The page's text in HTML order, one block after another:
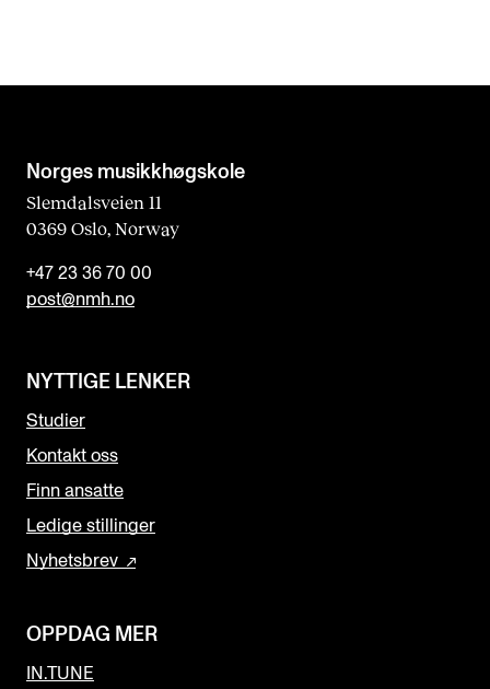
Norges musikk­høgskole
Slemdalsveien 11
0369 Oslo, Norway
+47 23 36 70 00
post@nmh.no
NYTTIGE LENKER
Studier
Kontakt oss
Finn ansatte
Ledige stillinger
Nyhetsbrev
OPPDAG MER
IN.TUNE